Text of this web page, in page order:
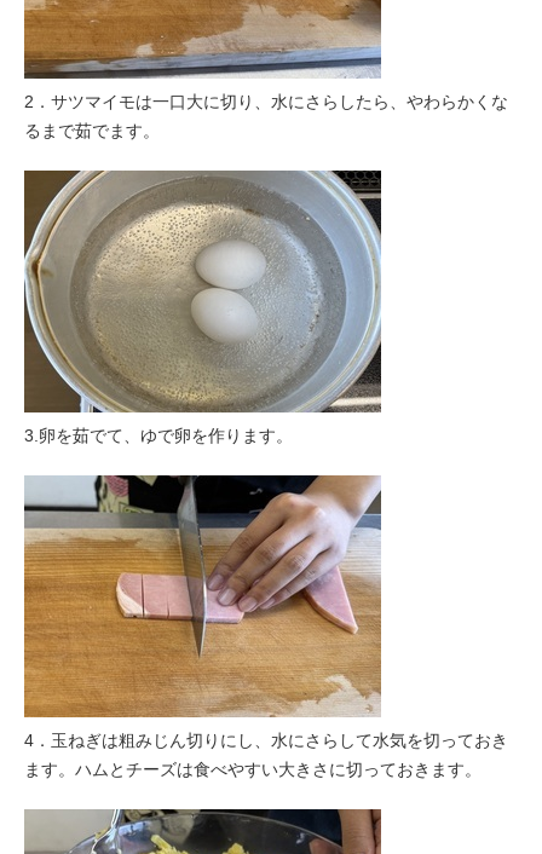
2．サツマイモは一口大に切り、水にさらしたら、やわらかくな
るまで茹でます。
3.卵を茹でて、ゆで卵を作ります。
4．玉ねぎは粗みじん切りにし、水にさらして水気を切っておき
ます。ハムとチーズは食べやすい大きさに切っておきます。